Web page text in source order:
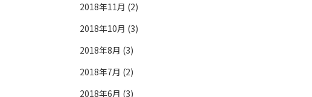
2018年11月 (2)
2018年10月 (3)
2018年8月 (3)
2018年7月 (2)
2018年6月 (3)